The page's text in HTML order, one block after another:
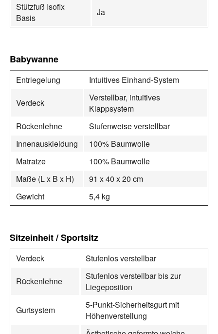
Stützfuß Isofix
Basis
Ja
Babywanne
Entriegelung Intuitives Einhand-System
Verdeck
Verstellbar, intuitives
Klappsystem
Rückenlehne
Stufenweise verstellbar
Innenauskleidung
100% Baumwolle
Matratze
100% Baumwolle
Maße (L x B x H)
91 x 40 x 20 cm
Gewicht
5,4 kg
Sitzeinheit / Sportsitz
Verdeck Stufenlos verstellbar
Rückenlehne
Stufenlos verstellbar bis zur
Liegeposition
Gurtsystem
5-Punkt-Sicherheitsgurt mit
Höhenverstellung